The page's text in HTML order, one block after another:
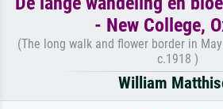
- New College,
(The long walk and flower border in
c.1918 )
William